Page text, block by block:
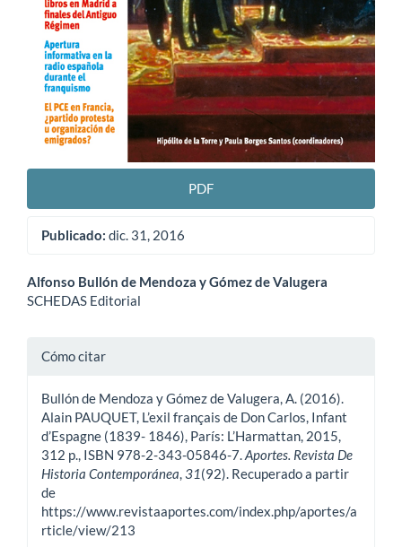
PDF
Publicado: dic. 31, 2016
Contenido
del
Alfonso Bullón de Mendoza y Gómez de Valugera
SCHEDAS Editorial
Detalles
artículo
Cómo citar
Bullón de Mendoza y Gómez de Valugera, A. (2016).
Alain PAUQUET, L’exil français de Don Carlos, Infant
d’Espagne (1839- 1846), París: L’Harmattan, 2015,
312 p., ISBN 978-2-343-05846-7.Aportes. Revista De
Historia Contemporánea,31(92). Recuperado a partir
de
https://www.revistaaportes.com/index.php/aportes/a
rticle/view/213